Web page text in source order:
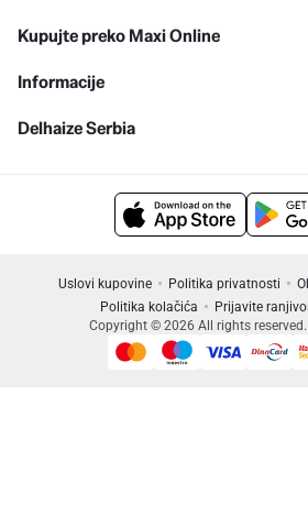
Kupujte preko Maxi Online
Informacije
Delhaize Serbia
Uslovi kupovine Politika privatnosti
Politika kolačića
Prijavite
Copyright © 2026 All rights reserved.